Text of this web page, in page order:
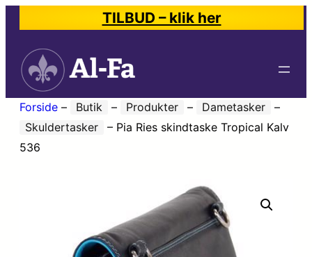
TILBUD – klik her
Forside – Butik – Produkter – Dametasker
–
Skuldertasker
– Pia Ries skindtaske Tropical Kalv
536